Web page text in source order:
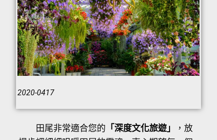
2020-0417
田尾非常適合您的 「深度文化旅遊」
，放